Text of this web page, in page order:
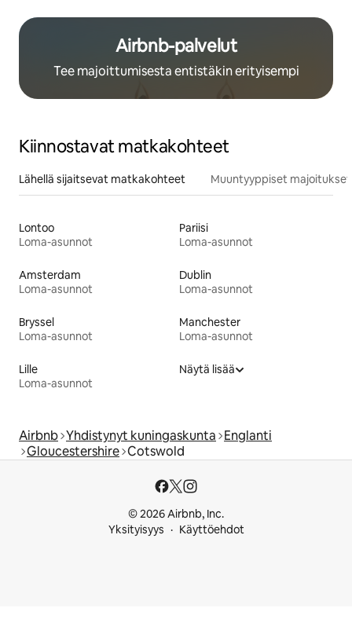
Airbnb-palvelut
Tee majoittumisesta entistäkin erityisempi
Kiinnostavat matkakohteet
Lähellä sijaitsevat matkakohteet Muuntyyppiset majoitukset
Lontoo
Loma-asunnot
Pariisi
Loma-asunnot
Amsterdam
Loma-asunnot
Dublin
Loma-asunnot
Bryssel
Loma-asunnot
Manchester
Loma-asunnot
Lille
Loma-asunnot
Näytä lisää
Airbnb Yhdistynyt kuningaskunta Englanti
Gloucestershire Cotswold
© 2026 Airbnb, Inc.
Yksityisyys
Käyttöehdot